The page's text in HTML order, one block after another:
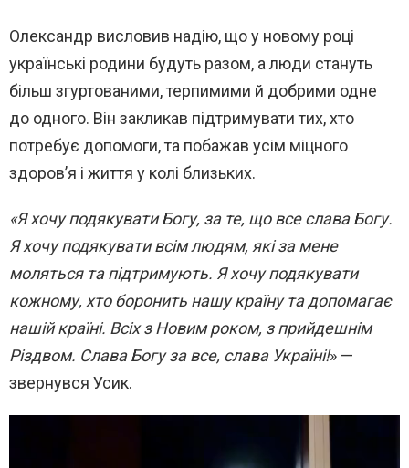
Олександр висловив надію, що у новому році
українські родини будуть разом, а люди стануть
більш згуртованими, терпимими й добрими одне
до одного. Він закликав підтримувати тих, хто
потребує допомоги, та побажав усім міцного
здоров’я і життя у колі близьких.
«Я хочу подякувати Богу, за те, що все слава Богу.
Я хочу подякувати всім людям, які за мене
моляться та підтримують. Я хочу подякувати
кожному, хто боронить нашу країну та допомагає
нашій країні. Всіх з Новим роком, з прийдешнім
Різдвом. Слава Богу за все, слава Україні!» —
звернувся Усик.